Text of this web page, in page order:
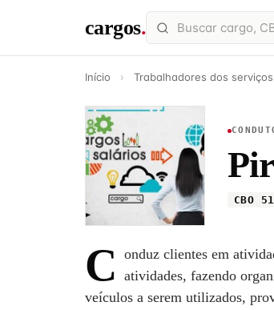
cargos.
Início › Trabalhadores dos
CBO
C onduz clientes em
atividades, fazendo
veículos a serem utilizados,